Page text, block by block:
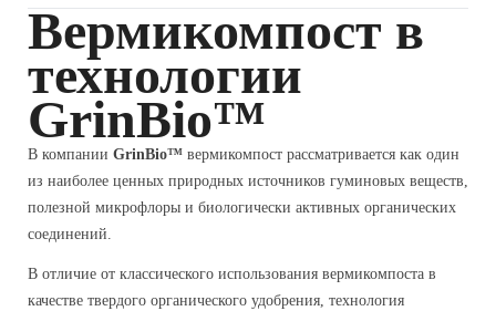
Вермикомпост в
технологии
GrinBio™
В компании GrinBio™ вермикомпост рассматривается как один
из наиболее ценных природных источников гуминовых веществ,
полезной микрофлоры и биологически активных органических
соединений.
В отличие от классического использования вермикомпоста в
качестве твердого органического удобрения, технология